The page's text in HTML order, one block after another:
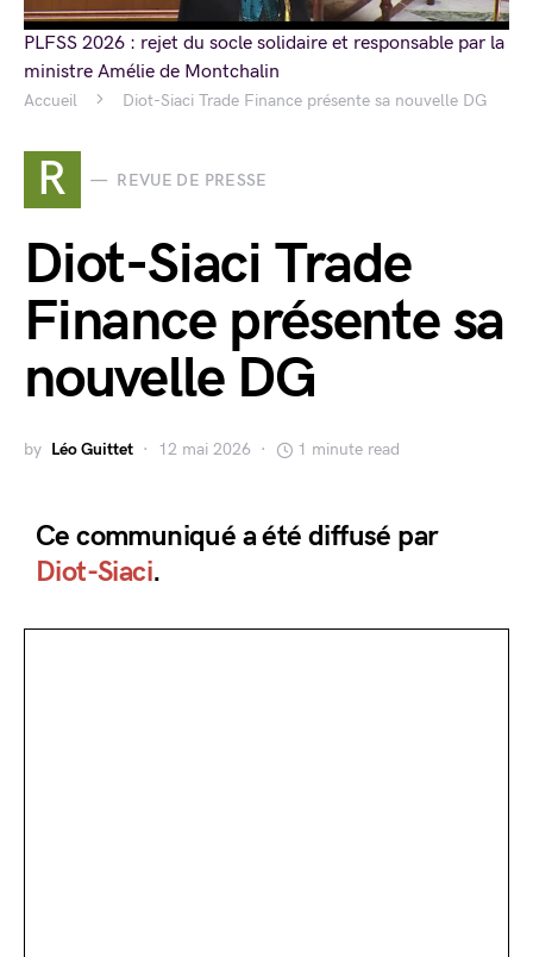
Accueil Diot-Siaci Trade Finance présente sa nouvelle DG
R REVUE DE PRESSE
Diot-Siaci Trade
Finance présente sa
nouvelle DG
by Léo Guittet 12 mai 2026 1 minute read
Ce communiqué a été diffusé par
Diot-Siaci.
PLFSS 2026 : rejet du socle solidaire et responsable par la
ministre Amélie de Montchalin